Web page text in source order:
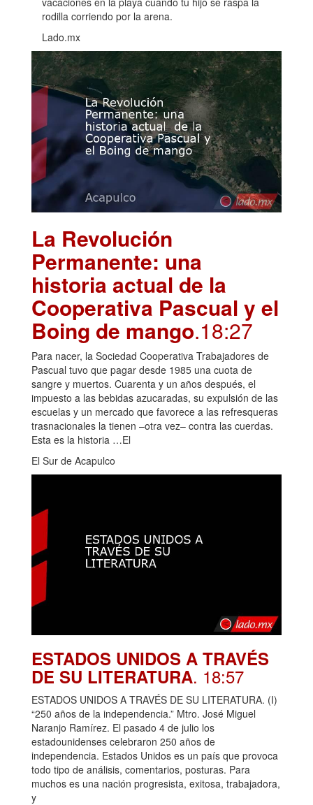
rodilla corriendo por la arena.
Lado.mx
La Revolución
Permanente: una
historia actual de la
Cooperativa Pascual y el
Boing de mango.18:27
Para nacer, la Sociedad Cooperativa Trabajadores de
Pascual tuvo que pagar desde 1985 una cuota de
sangre y muertos. Cuarenta y un años después, el
impuesto a las bebidas azucaradas, su expulsión de las
escuelas y un mercado que favorece a las refresqueras
trasnacionales la tienen –otra vez– contra las cuerdas.
Esta es la historia …El
El Sur de Acapulco
ESTADOS UNIDOS A TRAVÉS
DE SU LITERATURA. 18:57
ESTADOS UNIDOS A TRAVÉS DE SU LITERATURA. (I)
“250 años de la independencia.” Mtro. José Miguel
Naranjo Ramírez. El pasado 4 de julio los
estadounidenses celebraron 250 años de
independencia. Estados Unidos es un país que provoca
todo tipo de análisis, comentarios, posturas. Para
muchos es una nación progresista, exitosa, trabajadora,
y